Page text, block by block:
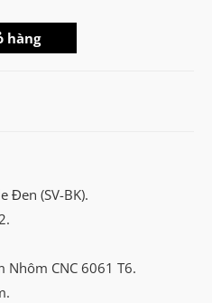
hàng
Đen (SV-BK).
Nhôm CNC 6061 T6.